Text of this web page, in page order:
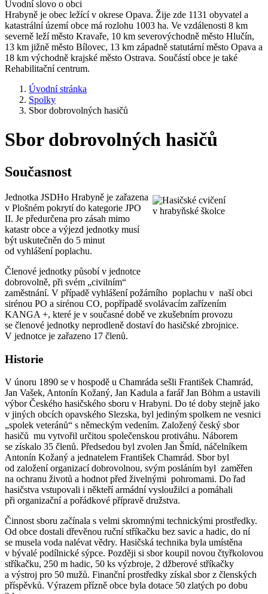
Úvodní slovo o obci
Hrabyně je obec ležící v okrese Opava. Žije zde 1131 obyvatel a
katastrální území obce má rozlohu 1003 ha. Ve vzdálenosti 8 km
severně leží město Kravaře, 10 km severovýchodně město Hlučín,
13 km jižně město Bílovec, 13 km západně statutární město Opava a
18 km východně krajské město Ostrava. Součástí obce je také
Rehabilitační centrum.
Úvodní stránka
Spolky
Sbor dobrovolných hasičů
Sbor dobrovolných hasičů
Současnost
Jednotka JSDHo Hrabyně je zařazena
v Plošném pokrytí do kategorie JPO
II. Je předurčena pro zásah mimo
katastr obce a výjezd jednotky musí
být uskutečněn do 5 minut
od vyhlášení poplachu.
Členové jednotky působí v jednotce
dobrovolně, při svém „civilním“
zaměstnání. V případě vyhlášení požárního poplachu v naší obci
sirénou PO a sirénou CO, popřípadě svolávacím zařízením
KANGA +, které je v současné době ve zkušebním provozu
se členové jednotky neprodleně dostaví do hasičské zbrojnice.
V jednotce je zařazeno 17 členů.
Historie
V únoru 1890 se v hospodě u Chamráda sešli František Chamrád,
Jan Vašek, Antonín Kožaný, Jan Kadula a farář Jan Böhm a ustavili
výbor Českého hasičského sboru v Hrabyni. Do té doby stejně jako
v jiných obcích opavského Slezska, byl jediným spolkem ne vesnici
„spolek veteránů“ s německým vedením. Založený český sbor
hasičů mu vytvořil určitou společenskou protiváhu. Náborem
se získalo 35 členů. Předsedou byl zvolen Jan Šmíd, náčelníkem
Antonín Kožaný a jednatelem František Chamrád. Sbor byl
od založení organizací dobrovolnou, svým posláním byl zaměřen
na ochranu životů a hodnot před živelnými pohromami. Do řad
hasičstva vstupovali i někteří armádní vysloužilci a pomáhali
při organizační a pořádkové přípravě družstva.
Činnost sboru začínala s velmi skromnými technickými prostředky.
Od obce dostali dřevěnou ruční stříkačku bez savic a hadic, do ní
se musela voda nalévat vědry. Hasičská technika byla umístěna
v bývalé podílnické sýpce. Později si sbor koupil novou čtyřkolovou
stříkačku, 250 m hadic, 50 ks výzbroje, 2 džberové stříkačky
a výstroj pro 50 mužů. Finanční prostředky získal sbor z členských
příspěvků. Výrazem přízně obce byla dotace 50 zlatých po dobu